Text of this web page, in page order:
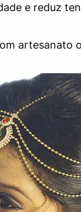
e reduz
artesanato